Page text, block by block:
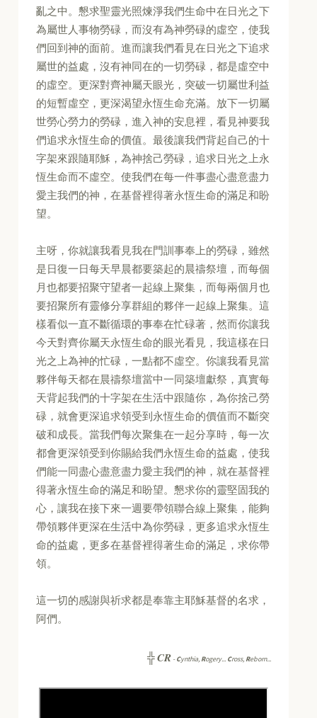
亂之中。懇求聖靈光照煉淨我們生命中在日光之下
為屬世人事物勞碌，而沒有為神勞碌的虛空，使我
們回到神的面前。進而讓我們看見在日光之下追求
屬世的益處，沒有神同在的一切勞碌，都是虛空中
的虛空。更深對齊神屬天眼光，突破一切屬世利益
的短暫虛空，更深渴望永恆生命充滿。放下一切屬
世勞心勞力的勞碌，進入神的安息裡，看見神要我
們追求永恆生命的價值。最後讓我們背起自己的十
字架來跟隨耶穌，為神捨己勞碌，追求日光之上永
恆生命而不虛空。使我們在每一件事盡心盡意盡力
愛主我們的神，在基督裡得著永恆生命的滿足和盼
望。
主呀，你就讓我看見我在門訓事奉上的勞碌，雖然
是日復一日每天早晨都要築起的晨禱祭壇，而每個
月也都要招聚守望者一起線上聚集，而每兩個月也
要招聚所有靈修分享群組的夥伴一起線上聚集。這
樣看似一直不斷循環的事奉在忙碌著，然而你讓我
今天對齊你屬天永恆生命的眼光看見，我這樣在日
光之上為神的忙碌，一點都不虛空。你讓我看見當
夥伴每天都在晨禱祭壇當中一同築壇獻祭，真實每
天背起我們的十字架在生活中跟隨你，為你捨己勞
碌，就會更深追求領受到永恆生命的價值而不斷突
破和成長。當我們每次聚集在一起分享時，每一次
都會更深領受到你賜給我們永恆生命的益處，使我
們能一同盡心盡意盡力愛主我們的神，就在基督裡
得著永恆生命的滿足和盼望。懇求你的靈堅固我的
心，讓我在接下來一週要帶領聯合線上聚集，能夠
帶領夥伴更深在生活中為你勞碌，更多追求永恆生
命的益處，更多在基督裡得著生命的滿足，求你帶
領。
這一切的感謝與祈求都是奉靠主耶穌基督的名求，
阿們。
╬CR -Cynthia, Rogery... Cross, Reborn...